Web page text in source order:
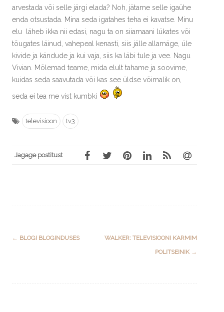
arvestada või selle järgi elada? Noh, jätame selle igaühe
enda otsustada. Mina seda igatahes teha ei kavatse. Minu
elu läheb ikka nii edasi, nagu ta on siiamaani lükates või
tõugates läinud, vahepeal kenasti, siis jälle allamäge, üle
kivide ja kändude ja kui vaja, siis ka läbi tule ja vee. Nagu
Vivian. Mõlemad teame, mida elult tahame ja soovime,
kuidas seda saavutada või kas see üldse võimalik on,
seda ei tea me vist kumbki
televisioon tv3
Jagage postitust
Post
← BLOGI BLOGINDUSES
WALKER: TELEVISIOONI KARMIM
POLITSEINIK →